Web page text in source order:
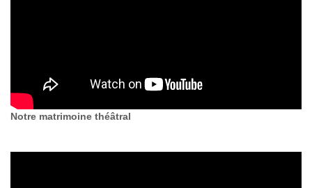
Notre matrimoine théâtral